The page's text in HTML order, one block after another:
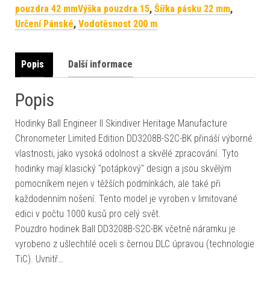
pouzdra 42 mmVýška pouzdra 15, Šířka pásku 22 mm,
Určení Pánské, Vodotěsnost 200 m
Popis Další informace
Popis
Hodinky Ball Engineer II Skindiver Heritage Manufacture
Chronometer Limited Edition DD3208B-S2C-BK přináší výborné
vlastnosti, jako vysoká odolnost a skvělé zpracování. Tyto
hodinky mají klasický "potápkový" design a jsou skvělým
pomocníkem nejen v těžších podmínkách, ale také při
každodenním nošení. Tento model je vyroben v limitované
edici v počtu 1000 kusů pro celý svět.
Pouzdro hodinek Ball DD3208B-S2C-BK včetně náramku je
vyrobeno z ušlechtilé oceli s černou DLC úpravou (technologie
TiC). Uvnitř…